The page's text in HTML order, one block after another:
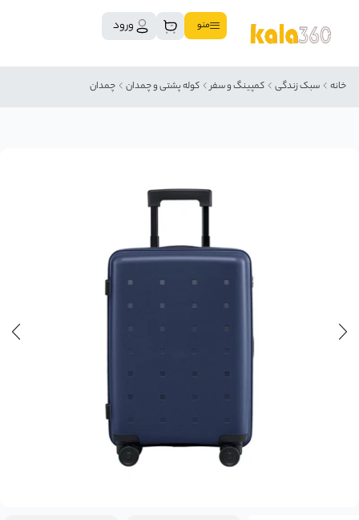
منو ورود
خانه سبک زندگی کمپینگ و سفر کوله پشتی و چمدان چمدان